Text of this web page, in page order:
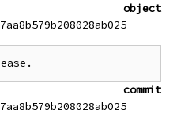
object
commit